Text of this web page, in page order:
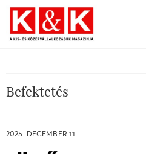
Befektetés
2025. DECEMBER 11.